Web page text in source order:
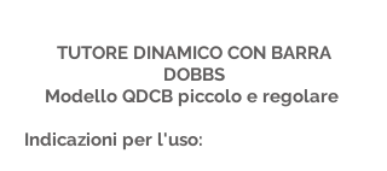
TUTORE DINAMICO CON BARRA
DOBBS
Modello QDCB piccolo e regolare
Indicazioni per l'uso: